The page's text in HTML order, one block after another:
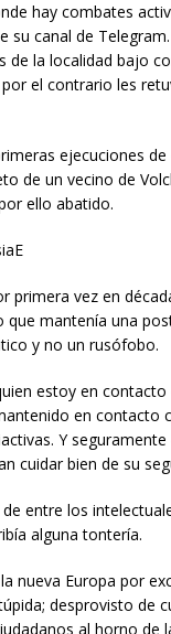
hay combates
su canal de
de la localidad bajo
el contrario les
ejecuciones
de un vecino de
ello abatido.
primera vez en
mantenía una
y no un rusófobo.
estoy en
en contacto
Y
cuidar bien de su
entre los
alguna tontería.
nueva Europa por
desprovisto de
al horno de